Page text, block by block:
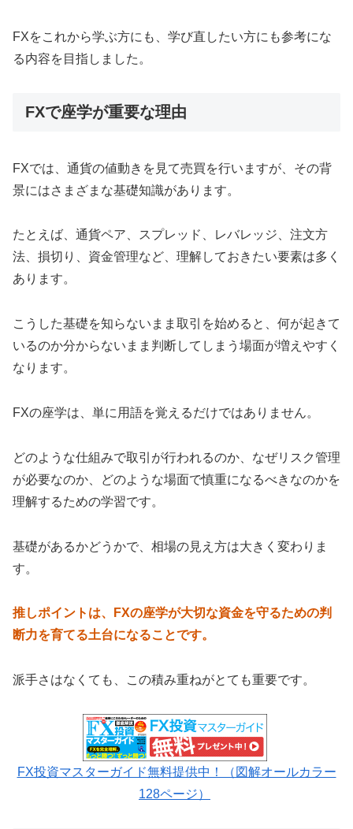
FXをこれから学ぶ方にも、学び直したい方にも参考にな
る内容を目指しました。
FXで座学が重要な理由
FXでは、通貨の値動きを見て売買を行いますが、その背
景にはさまざまな基礎知識があります。
たとえば、通貨ペア、スプレッド、レバレッジ、注文方
法、損切り、資金管理など、理解しておきたい要素は多く
あります。
こうした基礎を知らないまま取引を始めると、何が起きて
いるのか分からないまま判断してしまう場面が増えやすく
なります。
FXの座学は、単に用語を覚えるだけではありません。
どのような仕組みで取引が行われるのか、なぜリスク管理
が必要なのか、どのような場面で慎重になるべきなのかを
理解するための学習です。
基礎があるかどうかで、相場の見え方は大きく変わりま
す。
推しポイントは、FXの座学が大切な資金を守るための判
断力を育てる土台になることです。
派手さはなくても、この積み重ねがとても重要です。
FX投資マスターガイド無料提供中！（図解オールカラー
128ページ）